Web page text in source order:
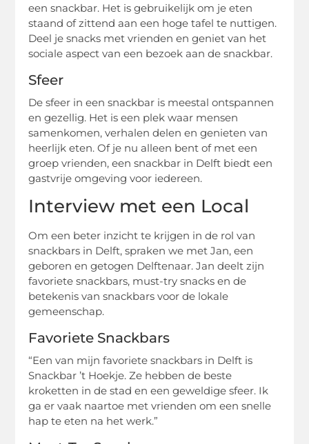
een snackbar. Het is gebruikelijk om je eten
staand of zittend aan een hoge tafel te nuttigen.
Deel je snacks met vrienden en geniet van het
sociale aspect van een bezoek aan de snackbar.
Sfeer
De sfeer in een snackbar is meestal ontspannen
en gezellig. Het is een plek waar mensen
samenkomen, verhalen delen en genieten van
heerlijk eten. Of je nu alleen bent of met een
groep vrienden, een snackbar in Delft biedt een
gastvrije omgeving voor iedereen.
Interview met een Local
Om een beter inzicht te krijgen in de rol van
snackbars in Delft, spraken we met Jan, een
geboren en getogen Delftenaar. Jan deelt zijn
favoriete snackbars, must-try snacks en de
betekenis van snackbars voor de lokale
gemeenschap.
Favoriete Snackbars
“Een van mijn favoriete snackbars in Delft is
Snackbar ’t Hoekje. Ze hebben de beste
kroketten in de stad en een geweldige sfeer. Ik
ga er vaak naartoe met vrienden om een snelle
hap te eten na het werk.”